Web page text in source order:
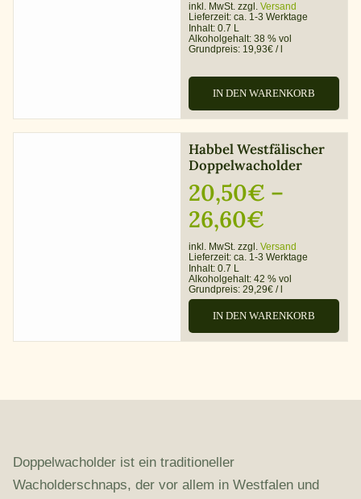
inkl. MwSt. zzgl. Versand
Lieferzeit: ca. 1-3 Werktage
Inhalt: 0.7 L
Alkoholgehalt: 38 % vol
Grundpreis: 19,93€ /
IN DEN WARENKORB
Habbel Westfälischer
Doppelwacholder
20,50€ –
26,60€
20,50€
bis
26,60€
inkl. MwSt. zzgl. Versand
Lieferzeit: ca. 1-3 Werktage
Inhalt: 0.7 L
Alkoholgehalt: 42 % vol
Grundpreis: 29,29€ /l
IN DEN WARENKORB
Doppelwacholder ist ein traditioneller
Wacholderschnaps, der vor allem in Westfalen und